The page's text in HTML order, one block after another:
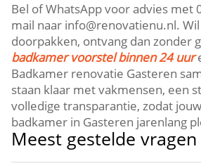
Bel of WhatsApp voor advies met
mail naar info@renovatienu.nl.
doorpakken, ontvang dan zonder
badkamer voorstel binnen 24 uur
Badkamer renovatie Gasteren
staan klaar met vakmensen, een
volledige transparantie, zodat
badkamer in Gasteren jarenlang
Meest gestelde vragen